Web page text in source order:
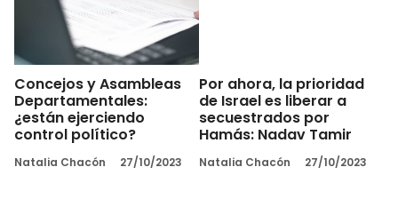
Concejos y Asambleas
Departamentales:
¿están ejerciendo
control político?
Natalia Chacón 27/10/2023
Por ahora, la prioridad
de Israel es liberar a
secuestrados por
Hamás: Nadav Tamir
Natalia Chacón 27/10/2023